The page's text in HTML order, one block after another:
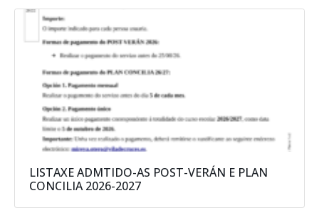
LISTAXE ADMTIDO-AS POST-VERÁN E PLAN
CONCILIA 2026-2027